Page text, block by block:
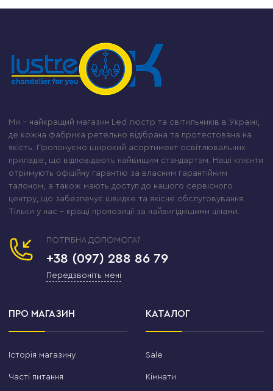
Ми – найкращий магазин Led люстр та світильників в Україні,
де кожна фабрика ретельно відібрана та протестована на
якість. Пропонуємо широкий асортимент освітлювальних
приладів, що відповідають найвищим стандартам. Наші клієнти
отримують офіційну гарантію за власним гарантійним
талоном, а також мають доступ до нашого сервісного
центру, що забезпечує швидке та якісне обслуговування.
Тільки у нас – кращі пропозиції за найвигіднішими цінами.
ПОТРІБНА ДОПОМОГА?
+38 (097) 288 86 79
Передзвоніть мені
ПРО МАГАЗИН
Історія магазину
Часті питання
КАТАЛОГ
Sale
Кімнати